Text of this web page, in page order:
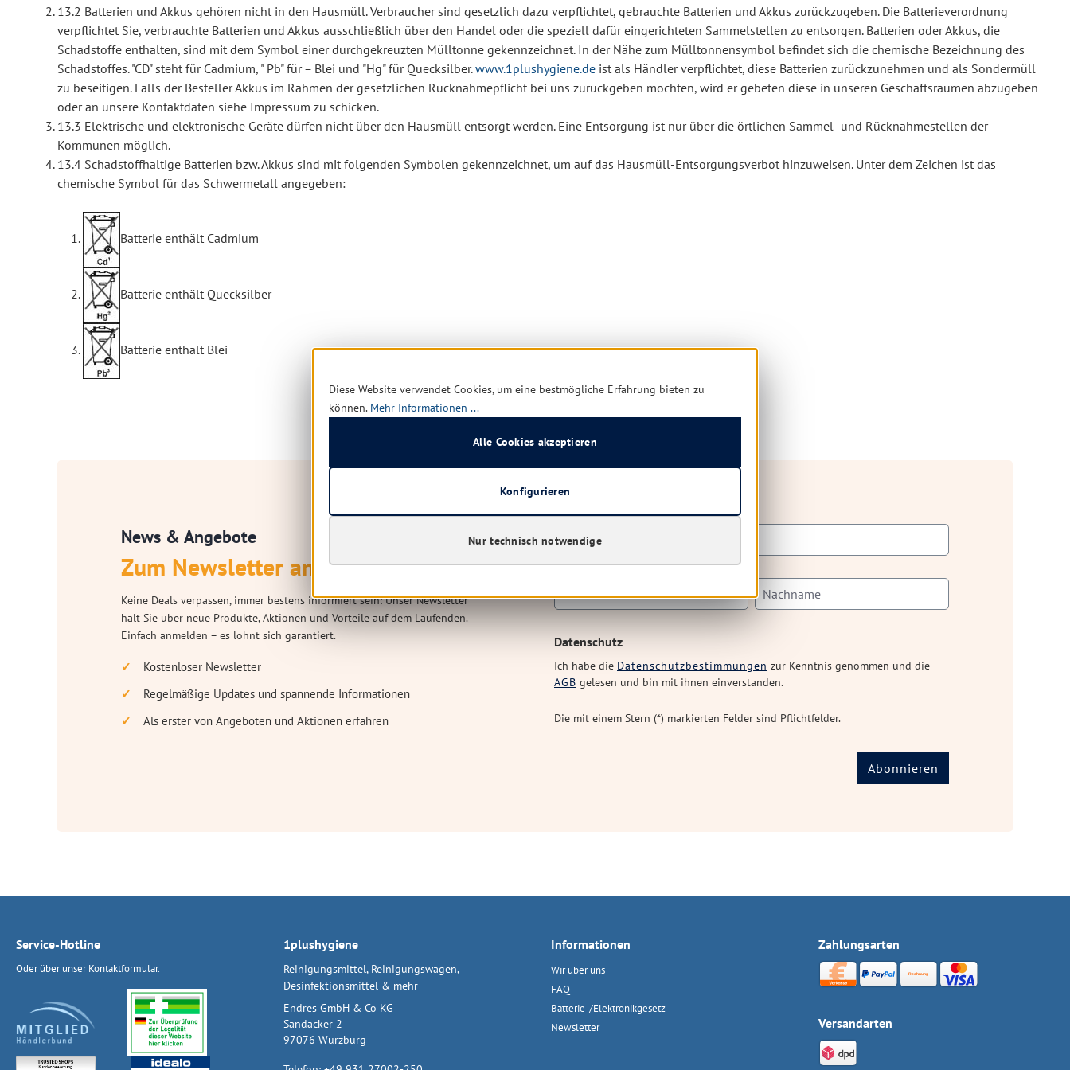
13.2 Batterien und Akkus gehören nicht in den Hausmüll. Verbraucher sind gesetzlich dazu verpflichtet, gebrauchte Batterien und Akkus zurückzugeben. Die Batterieverordnung
verpflichtet Sie, verbrauchte Batterien und Akkus ausschließlich über den Handel oder die speziell dafür eingerichteten Sammelstellen zu entsorgen. Batterien oder Akkus, die
Schadstoffe enthalten, sind mit dem Symbol einer durchgekreuzten Mülltonne gekennzeichnet. In der Nähe zum Mülltonnensymbol befindet sich die chemische Bezeichnung des
Schadstoffes. "CD" steht für Cadmium, " Pb" für = Blei und "Hg" für Quecksilber.www.1plushygiene.de ist als Händler verpflichtet, diese Batterien zurückzunehmen und als Sondermüll
zu beseitigen. Falls der Besteller Akkus im Rahmen der gesetzlichen Rücknahmepflicht bei uns zurückgeben möchten, wird er gebeten diese in unseren Geschäftsräumen abzugeben
oder an unsere Kontaktdaten siehe Impressum zu schicken.
13.3 Elektrische und elektronische Geräte dürfen nicht über den Hausmüll entsorgt werden. Eine Entsorgung ist nur über die örtlichen Sammel- und Rücknahmestellen der
Kommunen möglich.
13.4 Schadstoffhaltige Batterien bzw. Akkus sind mit folgenden Symbolen gekennzeichnet, um auf das Hausmüll-Entsorgungsverbot hinzuweisen. Unter dem Zeichen ist das
chemische Symbol für das Schwermetall angegeben:
Batterie enthält Cadmium
Batterie enthält Quecksilber
Batterie enthält Blei
News & Angebote
Zum Newsletter anmelden
Keine Deals verpassen, immer bestens informiert sein: Unser Newsletter
hält Sie über neue Produkte, Aktionen und Vorteile auf dem Laufenden.
Einfach anmelden – es lohnt sich garantiert.
Kostenloser Newsletter
Regelmäßige Updates und spannende Informationen
Als erster von Angeboten und Aktionen erfahren
Datenschutz
Ich habe die Datenschutzbestimmungen zur Kenntnis genommen und die
AGB gelesen und bin mit ihnen einverstanden.
Die mit einem Stern (*) markierten Felder sind Pflichtfelder.
Abonnieren
Service-Hotline
Oder über unserKontaktformular.
1plushygiene
Reinigungsmittel, Reinigungswagen,
Desinfektionsmittel & mehr
Endres GmbH & Co KG
Sandäcker 2
97076 Würzburg
Informationen
Wir über uns
FAQ
Batterie-/Elektronikgesetz
Newsletter
Zahlungsarten
Versandarten
Diese Website verwendet Cookies, um eine bestmögliche Erfahrung bieten zu
können. Mehr Informationen ...
Nur technisch notwendige
Konfigurieren
Alle Cookies akzeptieren